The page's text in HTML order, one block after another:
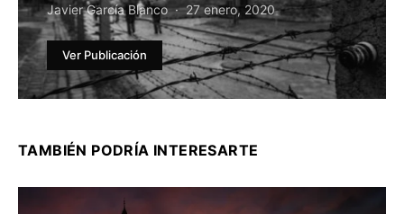
Javier García Blanco 27 enero, 2020
Ver Publicación
TAMBIÉN PODRÍA INTERESARTE